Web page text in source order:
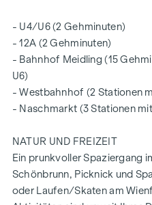
- U4/U6 (2 Gehminuten)
- 12A (2 Gehminuten)
- Bahnhof Meidling (15
U6)
- Westbahnhof (2 Stationen
- Naschmarkt (3 Stationen
NATUR UND FREIZEIT
Ein prunkvoller Spaziergang
Schönbrunn, Picknick und
oder Laufen/Skaten am